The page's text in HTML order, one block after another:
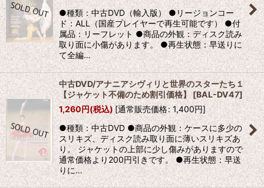
●種類：中古DVD（輸入版） ●リージョンコー
ド：ALL（国産プレイヤーで再生可能です） ●付
属品：リーフレット ●商品の外観：ディスク読み
取り面に小傷があります。 ●再生状態：早送りに
て全編…
中古DVD/アナニアシヴィリと世界のスターたち１
【ジャケット不備のため割引価格】[BAL-DV47]
1,260円(税込) [通常販売価格: 1,400円]
●種類：中古DVD ●商品の外観：ケースに多少の
スリキズ、ディスク読み取り面に薄いスリキズあ
り。 ジャケットの上部に少し傷みがありますので
通常価格より200円引きです。 ●再生状態：早送
りに…